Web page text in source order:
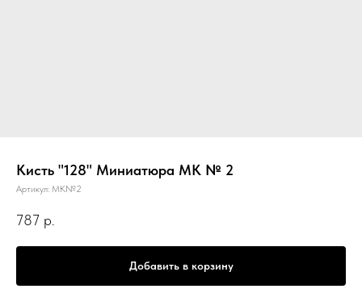
Кисть "128" Миниатюра MK № 2
Артикул: MK№2
787 р.
Добавить в корзину